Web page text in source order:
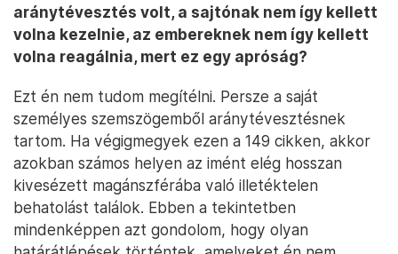
aránytévesztés volt, a sajtónak nem így kellett
volna kezelnie, az embereknek nem így kellett
volna reagálnia, mert ez egy apróság?
Ezt én nem tudom megítélni. Persze a saját
személyes szemszögemből aránytévesztésnek
tartom. Ha végigmegyek ezen a 149 cikken, akkor
azokban számos helyen az imént elég hosszan
kivesézett magánszférába való illetéktelen
behatolást találok. Ebben a tekintetben
mindenképpen azt gondolom, hogy olyan